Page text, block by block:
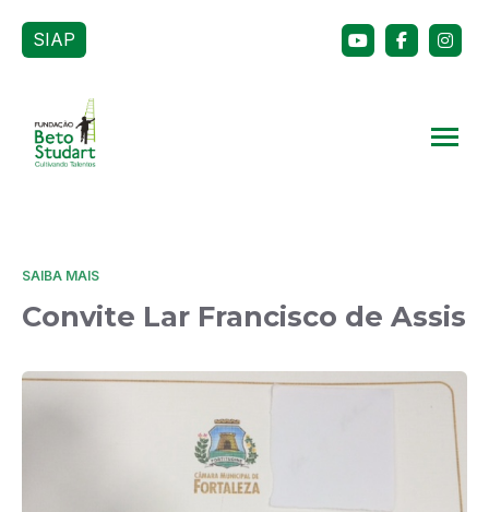
SIAP
SAIBA MAIS
Convite Lar Francisco de Assis